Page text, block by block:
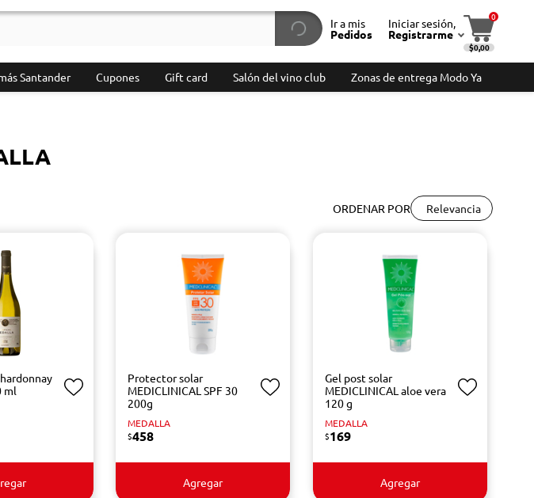
Ir a mis
Pedidos
Iniciar sesión,
Registrarme
0
$0,00
Santander Cupones Gift card Salón del vino club Zonas de entrega Modo Ya
ORDENAR POR Relevancia
ml
Protector solar
MEDICLINICAL SPF 30
200g
MEDALLA
$458
Agregar
Gel post solar
MEDICLINICAL aloe vera
120 g
MEDALLA
$169
Agregar